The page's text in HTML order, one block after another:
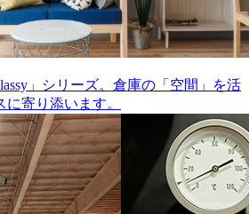
」シリーズ。倉庫の「空間」を活
寄り添います。